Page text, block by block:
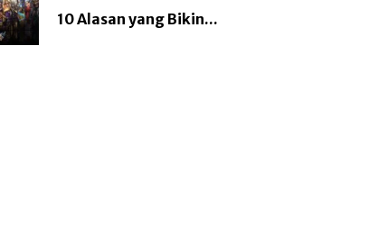
10 Alasan yang Bikin...